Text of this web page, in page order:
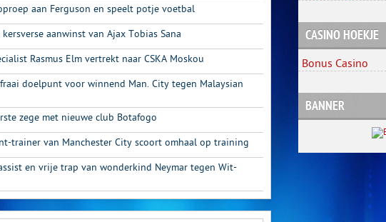
aan Ferguson en speelt potje voetbal
aanwinst van Ajax Tobias Sana
Rasmus Elm vertrekt naar CSKA Moskou
doelpunt voor winnend Man. City tegen Malaysian
zege met nieuwe club Botafogo
trainer van Manchester City scoort omhaal op training
en vrije trap van wonderkind Neymar tegen Wit-
CASINO HOEKJE
Bonus Casino
BANNER